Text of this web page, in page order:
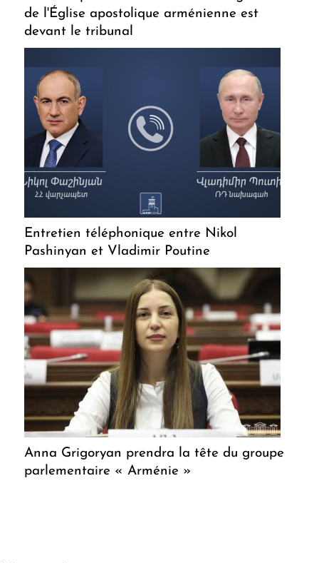
de l'Église apostolique arménienne est
devant le tribunal
Entretien téléphonique entre Nikol
Pashinyan et Vladimir Poutine
Anna Grigoryan prendra la tête du groupe
parlementaire « Arménie »